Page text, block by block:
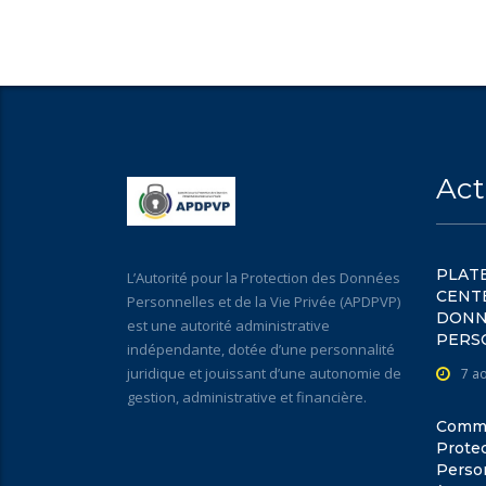
L’Autorité pour la Protection des Données
Personnelles et de la Vie Privée (APDPVP)
est une autorité administrative
indépendante, dotée d’une personnalité
juridique et jouissant d’une autonomie de
gestion, administrative et financière.
7